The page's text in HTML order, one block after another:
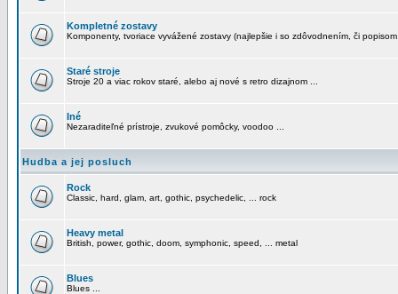
Kompletné zostavy
Komponenty, tvoriace vyvážené zostavy (najlepšie i so zdôvodnením, či
Staré stroje
Stroje 20 a viac rokov staré, alebo aj nové s retro dizajnom ...
Iné
Nezaraditeľné prístroje, zvukové pomôcky, voodoo ...
Hudba a jej posluch
Rock
Classic, hard, glam, art, gothic, psychedelic, ... rock
Heavy metal
British, power, gothic, doom, symphonic, speed, ... metal
Blues
Blues ...